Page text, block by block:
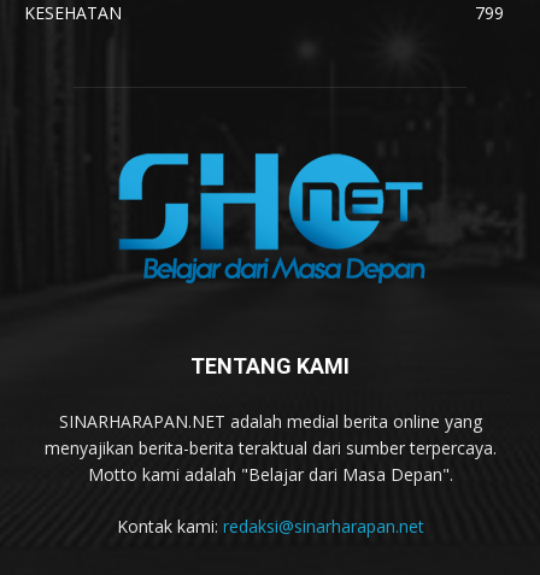
KESEHATAN
799
TENTANG KAMI
SINARHARAPAN.NET adalah medial berita online yang
menyajikan berita-berita teraktual dari sumber terpercaya.
Motto kami adalah "Belajar dari Masa Depan".
Kontak kami: redaksi@sinarharapan.net